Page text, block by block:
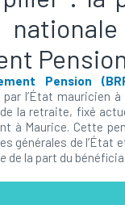
Pension
par l’État mauricien
la retraite, fixé
à Maurice. Cette
générales de l’État
de la part du